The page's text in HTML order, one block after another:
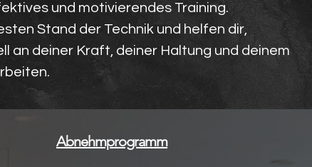
und motivierendes Training.
Stand der Technik und helfen dir,
an deiner Kraft, deiner Haltung und deinem
Abnehmprogramm